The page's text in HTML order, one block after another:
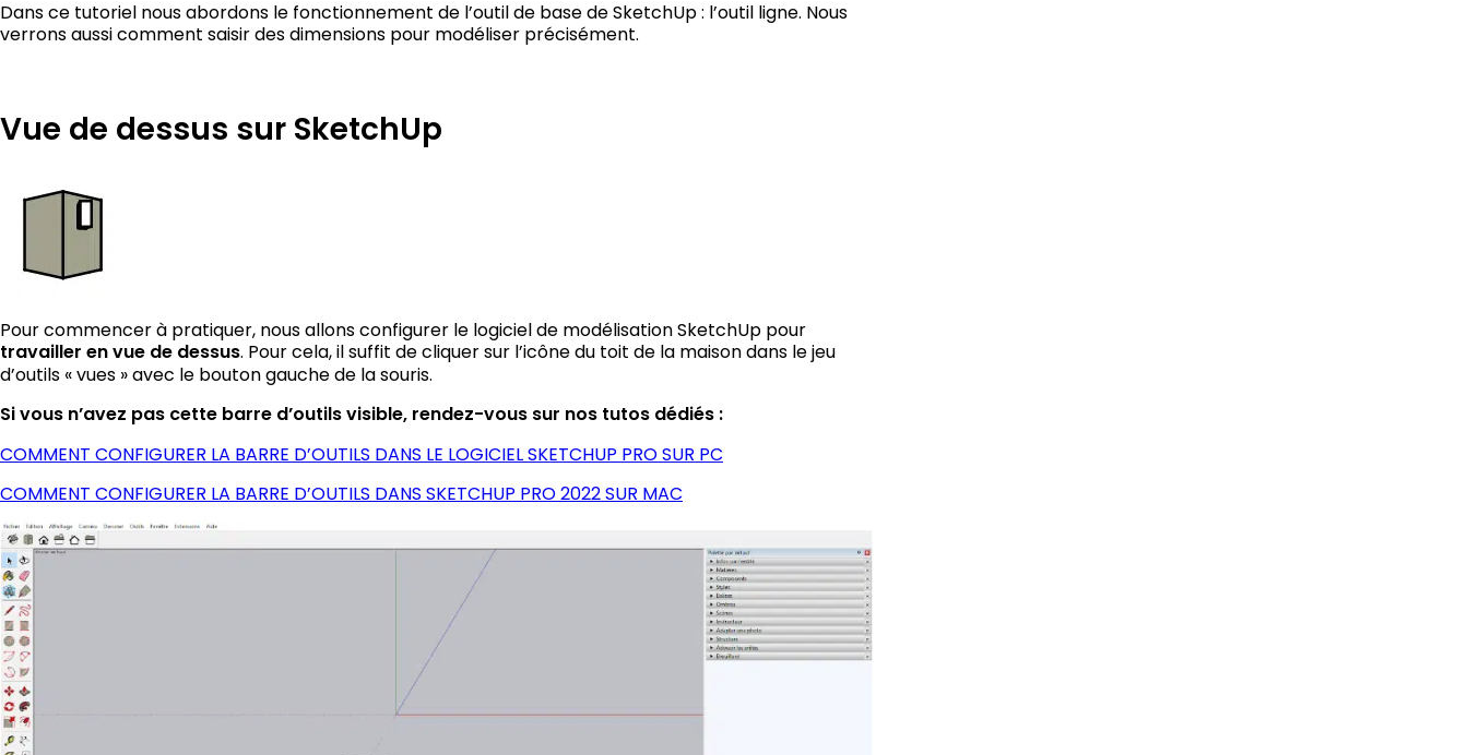
Dans ce tutoriel nous abordons le fonctionnement de l’outil de base de SketchUp : l’outil ligne. Nous
verrons aussi comment saisir des dimensions pour modéliser précisément.
Vue de dessus sur SketchUp
Pour commencer à pratiquer, nous allons configurer le logiciel de modélisation SketchUp pour
travailler en vue de dessus. Pour cela, il suffit de cliquer sur l’icône du toit de la maison dans le jeu
d’outils « vues » avec le bouton gauche de la souris.
Si vous n’avez pas cette barre d’outils visible, rendez-vous sur nos tutos dédiés :
COMMENT CONFIGURER LA BARRE D’OUTILS DANS LE LOGICIEL SKETCHUP PRO SUR PC
COMMENT CONFIGURER LA BARRE D’OUTILS DANS SKETCHUP PRO 2022 SUR MAC